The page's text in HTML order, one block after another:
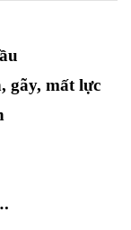
gãy, mất lực